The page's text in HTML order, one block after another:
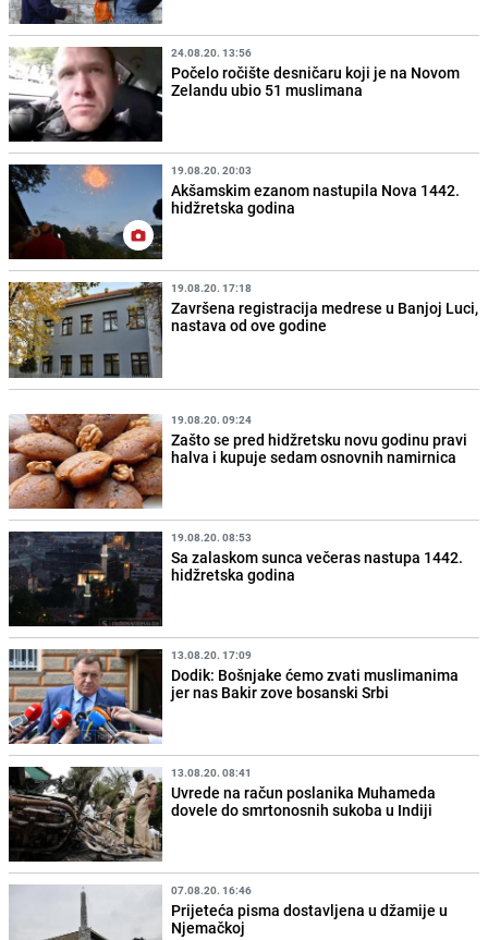
24.08.20. 13:56
Počelo ročište desničaru koji je na Novom
Zelandu ubio 51 muslimana
19.08.20. 20:03
Akšamskim ezanom nastupila Nova 1442.
hidžretska godina
19.08.20. 17:18
Završena registracija medrese u Banjoj Luci,
nastava od ove godine
19.08.20. 09:24
Zašto se pred hidžretsku novu godinu pravi
halva i kupuje sedam osnovnih namirnica
19.08.20. 08:53
Sa zalaskom sunca večeras nastupa 1442.
hidžretska godina
13.08.20. 17:09
Dodik: Bošnjake ćemo zvati muslimanima
jer nas Bakir zove bosanski Srbi
13.08.20. 08:41
Uvrede na račun poslanika Muhameda
dovele do smrtonosnih sukoba u Indiji
07.08.20. 16:46
Prijeteća pisma dostavljena u džamije u
Njemačkoj